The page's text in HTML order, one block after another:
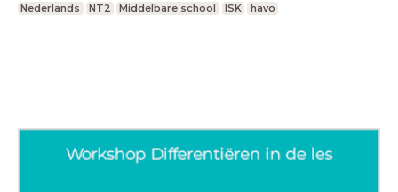
Nederlands NT2 Middelbare school ISK havo